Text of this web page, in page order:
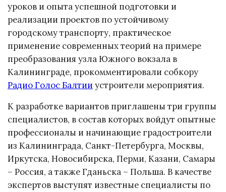
уроков и опыта успешной подготовки и
реализации проектов по устойчивому
городскому транспорту, практическое
применение современных теорий на примере
преобразования узла Южного вокзала в
Калининграде, прокомментировали собкору
Радио Голос Балтии устроители мероприятия.
К разработке вариантов приглашены три группы
специалистов, в состав которых войдут опытные
профессионалы и начинающие градостроители
из Калининграда, Санкт-Петербурга, Москвы,
Иркутска, Новосибирска, Перми, Казани, Самары
– Россия, а также Гданьска – Польша. В качестве
экспертов выступят известные специалисты по